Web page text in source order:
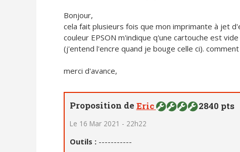
Bonjour,
cela fait plusieurs fois que mon imprimante à jet
couleur EPSON m'indique q'une cartouche est
(j'entend l'encre quand je bouge celle ci).
merci d'avance,
Proposition de Eric 2840 pts
Le 16 Mar 2021 - 22h22
Outils : -----------